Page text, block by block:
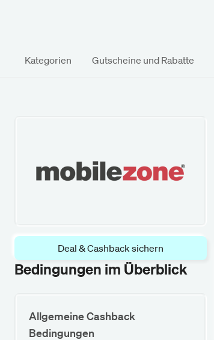
Kategorien Gutscheine und Rabatte
Deal & Cashback sichern
Bedingungen im Überblick
Allgemeine Cashback
Bedingungen